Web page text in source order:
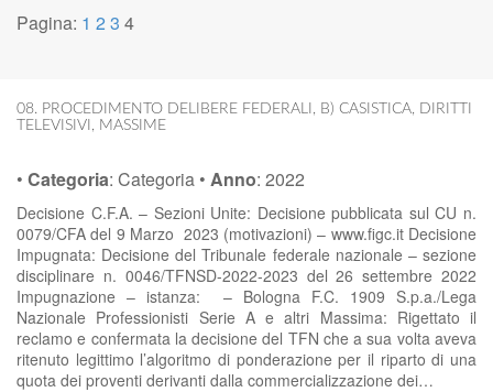
Pagina: 1 2 3 4
08. PROCEDIMENTO DELIBERE FEDERALI , B) CASISTICA, DIRITTI
TELEVISIVI , MASSIME
• Categoria: Categoria • Anno: 2022
Decisione C.F.A. – Sezioni Unite: Decisione pubblicata sul CU n.
0079/CFA del 9 Marzo 2023 (motivazioni) – www.figc.it Decisione
Impugnata: Decisione del Tribunale federale nazionale – sezione
disciplinare n. 0046/TFNSD-2022-2023 del 26 settembre 2022
Impugnazione – istanza: – Bologna F.C. 1909 S.p.a./Lega
Nazionale Professionisti Serie A e altri Massima: Rigettato il
reclamo e confermata la decisione del TFN che a sua volta aveva
ritenuto legittimo l’algoritmo di ponderazione per il riparto di una
quota dei proventi derivanti dalla commercializzazione dei…